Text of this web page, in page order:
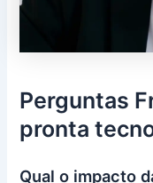
Perguntas
pronta
Qual o impacto